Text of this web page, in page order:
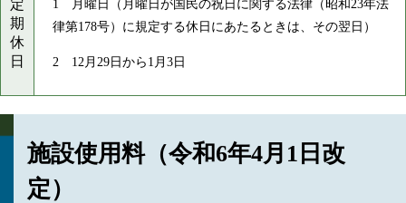
定
期
休
日
1 月曜日（月曜日が国民の祝日に関する法律（昭和23年法
律第178号）に規定する休日にあたるときは、その翌日）
2 12月29日から1月3日
施設使用料（令和6年4月1日改
定）